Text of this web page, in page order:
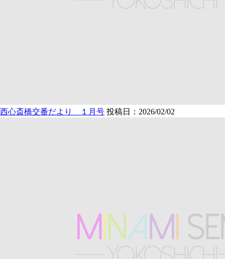
西心斎橋交番だより １月号 投稿日：2026/02/02